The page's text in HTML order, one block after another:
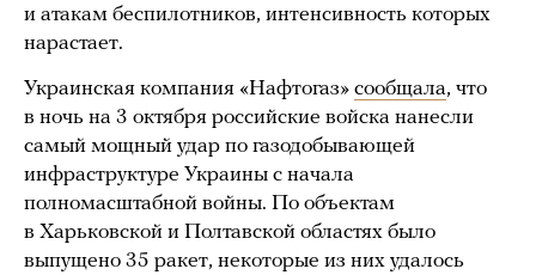
и атакам беспилотников, интенсивность которых
нарастает.
Украинская компания «Нафтогаз» сообщала, что
в ночь на 3 октября российские войска нанесли
самый мощный удар по газодобывающей
инфраструктуре Украины с начала
полномасштабной войны. По объектам
в Харьковской и Полтавской областях было
выпущено 35 ракет, некоторые из них удалось